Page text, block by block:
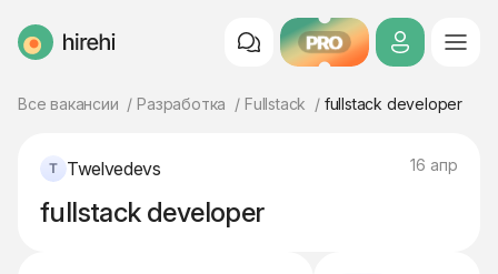
HireHi PRO
Все вакансии Разработка Fullstack fullstack developer
Twelvedevs 16 апр
fullstack developer